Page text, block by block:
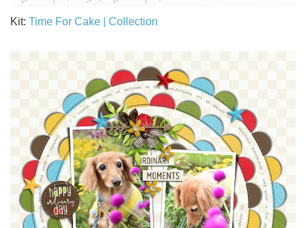
Kit: Time For Cake | Collection